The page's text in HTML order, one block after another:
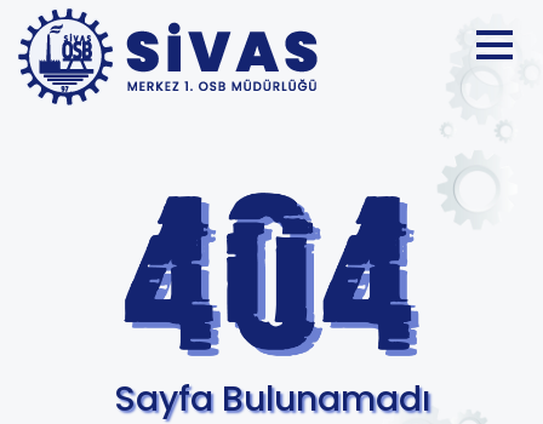
Sayfa Bulunamadı